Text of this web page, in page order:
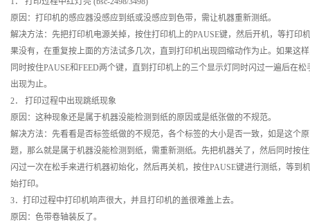
原因：打印机的感应器没感应到纸或没感应到色带，需让机器重新测纸。
解决方法：先把打印机电源关掉，按住打印机上的PAUSE键，然后开机，等打印
果没有，在重复按上面的方法试多几次，直到打印机出现回缩动作为止。如果这
同时按住PAUSE和FEED两个键，直到打印机上的三个显示灯同时闪过一遍后在
出现为止。
2． 打印过程中出现跳纸现象
原因：这种现象还是属于机器没能检测到纸的原因或是纸张做的不规范。
解决方法：先看看是否标签纸做的不规范，各个标签的大小是否一致，如是这个
题，那么就是属于机器没能检测到纸，需重新测纸。先把机器关了，然后同时按
闪过一次在松手来进行机器初始化，然后再关机，按住PAUSE键进行测纸，等到
始打印。
3．打印过程中打印机响声很大，并且打印机的盖很难盖上去。
原因：色带卷轴装反了。